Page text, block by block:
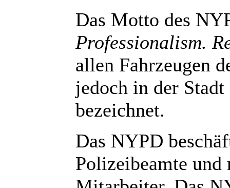
Das Motto des
Professionalism.
allen Fahrzeugen
jedoch in der
bezeichnet.
Das NYPD
Polizeibeamte